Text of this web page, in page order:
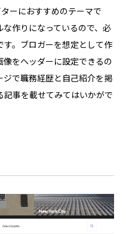
ーにおすすめのテーマで
作りになっているので、必
。ブロガーを想定として作
をヘッダーに設定できるの
で職務経歴と自己紹介を掲
事を載せてみてはいかがで